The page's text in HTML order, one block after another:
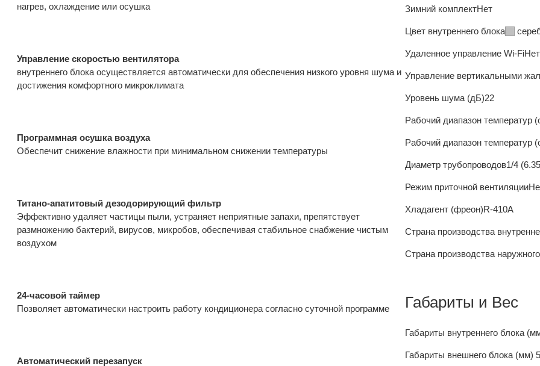
нагрев, охлаждение или осушка
Управление скоростью вентилятора
внутреннего блока осуществляется автоматически для обеспечения низкого уровня шума и
достижения комфортного микроклимата
Программная осушка воздуха
Обеспечит снижение влажности при минимальном снижении температуры
Титано-апатитовый дезодорирующий фильтр
Эффективно удаляет частицы пыли, устраняет неприятные запахи, препятствует
размножению бактерий, вирусов, микробов, обеспечивая стабильное снабжение чистым
воздухом
24-часовой таймер
Позволяет автоматически настроить работу кондиционера согласно суточной программе
Автоматический перезапуск
Зимний комплектНет
Цвет внутреннего блока
Удаленное управление Wi-FiНет
Управление вертикальными
Уровень шума (дБ)22
Рабочий диапазон температур
Рабочий диапазон температур
Диаметр трубопроводов1/4
Режим приточной вентиляции
Хладагент (фреон)R-410A
Страна производства
Страна производства
Габариты и Вес
Габариты внутреннего блока
Габариты внешнего блока (мм)